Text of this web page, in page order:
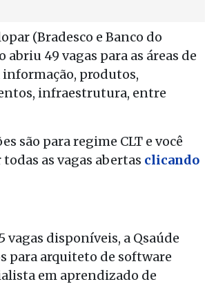
(Bradesco e Banco do
abriu 49 vagas para as áreas de
informação, produtos,
infraestrutura, entre
são para regime CLT e você
as vagas abertas clicando
vagas disponíveis, a Qsaúde
para arquiteto de software
em aprendizado de